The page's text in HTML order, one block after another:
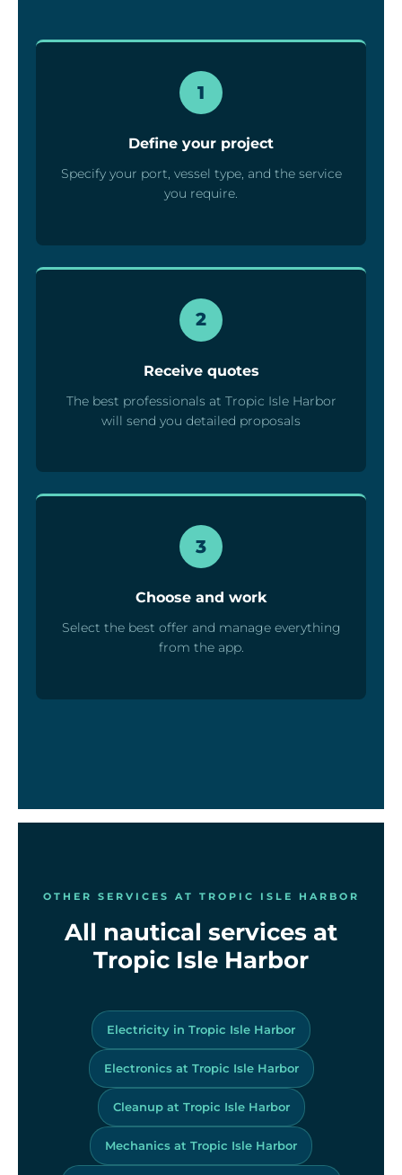
1
Define your project
Specify your port, vessel type, and the service
you require.
2
Receive quotes
The best professionals at Tropic Isle Harbor
will send you detailed proposals
3
Choose and work
Select the best offer and manage everything
from the app.
OTHER SERVICES AT TROPIC ISLE HARBOR
All nautical services at
Tropic Isle Harbor
Electricity in Tropic Isle Harbor
Electronics at Tropic Isle Harbor
Cleanup at Tropic Isle Harbor
Mechanics at Tropic Isle Harbor